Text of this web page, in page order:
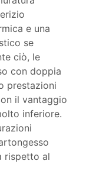
e una
se
ciò, le
con doppia
prestazioni
il vantaggio
inferiore.
rispetto al